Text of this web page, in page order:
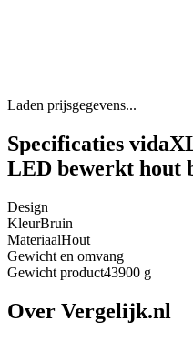
Laden prijsgegevens...
Specificaties
LED bewerkt hout
Design
KleurBruin
MateriaalHout
Gewicht en omvang
Gewicht product43900 g
Over Vergelijk.nl